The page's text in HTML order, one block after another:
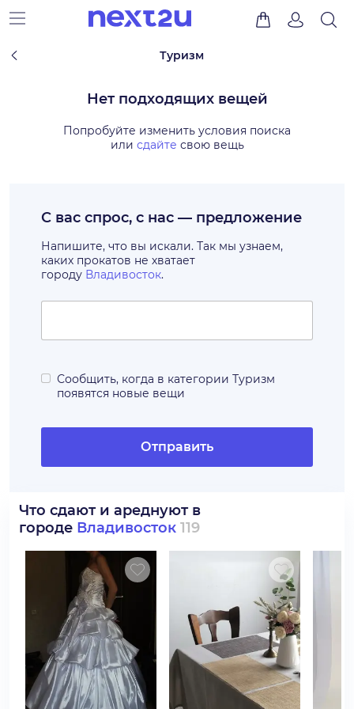
Туризм
Нет подходящих вещей
Попробуйте изменить условия поиска
или сдайте свою вещь
С вас спрос, с нас — предложение
Напишите, что вы искали. Так мы узнаем,
каких прокатов не хватает
городу Владивосток.
Сообщить, когда в категории Туризм
появятся новые вещи
Отправить
Что сдают и ареднуют в
городе Владивосток 119